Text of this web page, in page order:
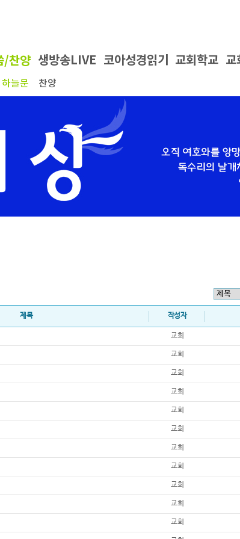
제목 작성자
교회
교회
교회
교회
교회
교회
교회
교회
교회
교회
교회